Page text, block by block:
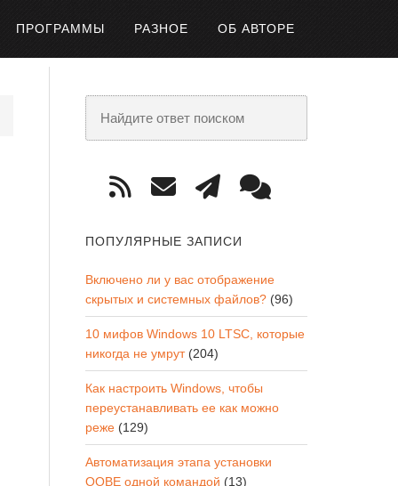
ПРОГРАММЫ РАЗНОЕ ОБ АВТОРЕ
ПОПУЛЯРНЫЕ ЗАПИСИ
Включено ли у вас отображение
скрытых и системных файлов? (96)
10 мифов Windows 10 LTSC, которые
никогда не умрут(204)
Как настроить Windows, чтобы
переустанавливать ее как можно
реже (129)
Автоматизация этапа установки
OOBE одной командой (13)